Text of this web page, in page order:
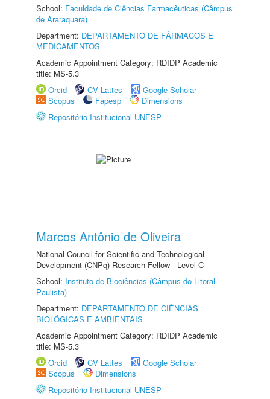
School: Faculdade de Ciências Farmacêuticas (Câmpus
de Araraquara)
Department: DEPARTAMENTO DE FÁRMACOS E
MEDICAMENTOS
Academic Appointment Category: RDIDP Academic
title: MS-5.3
Orcid
CV Lattes
Google Scholar
Scopus
Fapesp
Dimensions
Repositório Institucional UNESP
Marcos Antônio de Oliveira
National Council for Scientific and Technological
Development (CNPq) Research Fellow - Level C
School: Instituto de Biociências (Câmpus do Litoral
Paulista)
Department: DEPARTAMENTO DE CIÊNCIAS
BIOLÓGICAS E AMBIENTAIS
Academic Appointment Category: RDIDP Academic
title: MS-5.3
Orcid
CV Lattes
Google Scholar
Scopus
Dimensions
Repositório Institucional UNESP